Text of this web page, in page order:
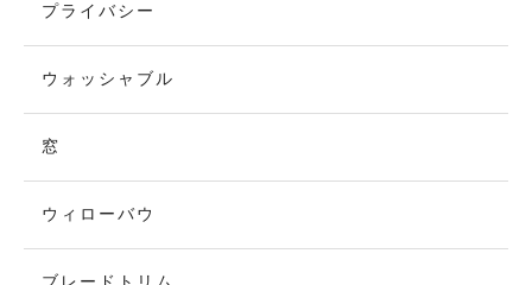
プライバシー
ウォッシャブル
窓
ウィローバウ